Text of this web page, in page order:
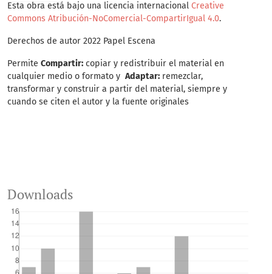
Esta obra está bajo una licencia internacional Creative
Commons Atribución-NoComercial-CompartirIgual 4.0.
Derechos de autor 2022 Papel Escena
Permite Compartir: copiar y redistribuir el material en
cualquier medio o formato y Adaptar: remezclar,
transformar y construir a partir del material, siempre y
cuando se citen el autor y la fuente originales
Downloads